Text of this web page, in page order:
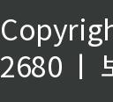
2680 ㅣ